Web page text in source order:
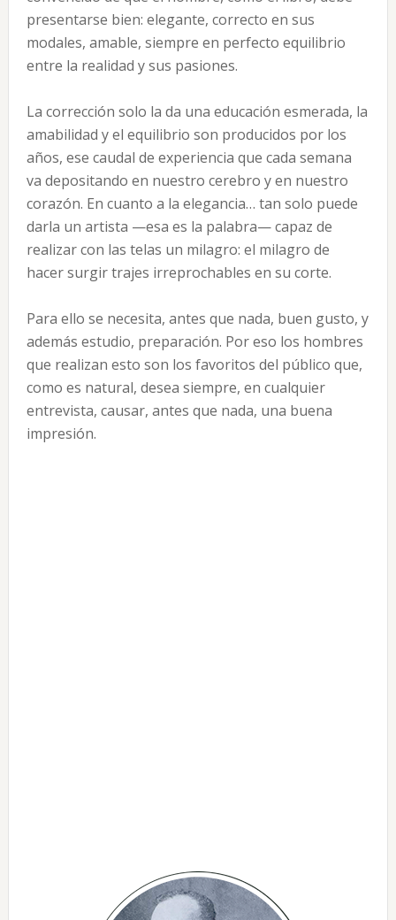
presentarse bien: elegante, correcto en sus
modales, amable, siempre en perfecto equilibrio
entre la realidad y sus pasiones.
La corrección solo la da una educación esmerada, la
amabilidad y el equilibrio son producidos por los
años, ese caudal de experiencia que cada semana
va depositando en nuestro cerebro y en nuestro
corazón. En cuanto a la elegancia… tan solo puede
darla un artista —esa es la palabra— capaz de
realizar con las telas un milagro: el milagro de
hacer surgir trajes irreprochables en su corte.
Para ello se necesita, antes que nada, buen gusto, y
además estudio, preparación. Por eso los hombres
que realizan esto son los favoritos del público que,
como es natural, desea siempre, en cualquier
entrevista, causar, antes que nada, una buena
impresión.